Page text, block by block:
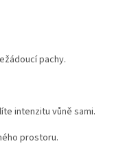
pachy.
intenzitu vůně sami.
prostoru.